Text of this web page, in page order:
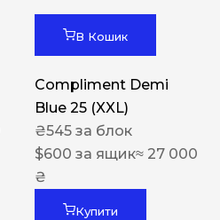
В Кошик
Compliment Demi
Blue 25 (XXL)
₴545 за блок
$600 за ящик≈ 27 000
₴
Купити